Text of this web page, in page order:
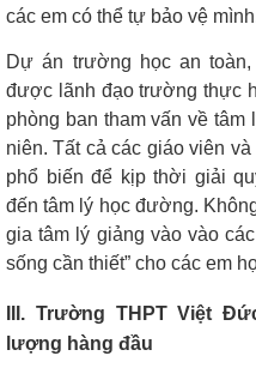
các em có thể tự bảo vệ
Dự án trường học an toàn,
được lãnh đạo trường thực
phòng ban tham vấn về
niên. Tất cả các giáo viên
phổ biến để kịp thời giải
đến tâm lý học đường.
gia tâm lý giảng vào vào
sống cần thiết” cho các em
III. Trường THPT Việt
lượng hàng đầu